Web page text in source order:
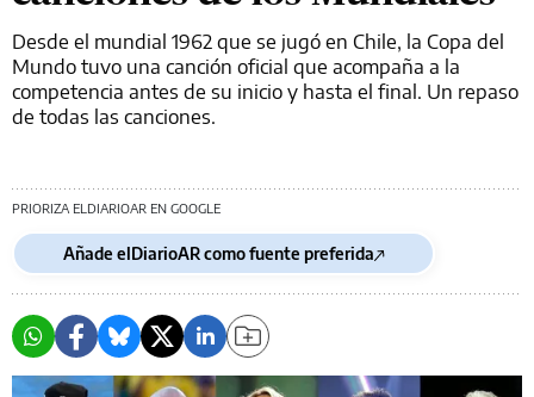
Desde el mundial 1962 que se jugó en Chile, la Copa del
Mundo tuvo una canción oficial que acompaña a la
competencia antes de su inicio y hasta el final. Un repaso
de todas las canciones.
PRIORIZA ELDIARIOAR EN GOOGLE
Añade elDiarioAR como fuente preferida